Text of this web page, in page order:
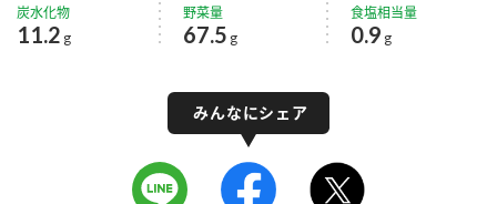
炭水化物
11.2 g
野菜量
67.5 g
食塩相当量
0.9 g